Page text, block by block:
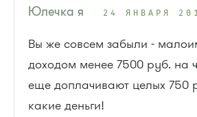
Юлечка я 24 ЯНВАРЯ
Вы же совсем забыли -
доходом менее 7500 руб. на
еще доплачивают целых 750
какие деньги!